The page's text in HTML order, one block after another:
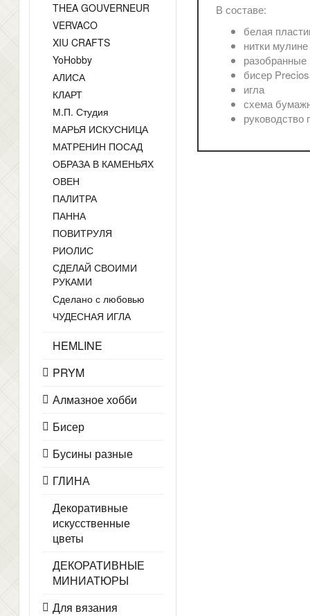
THEA GOUVERNEUR
VERVACO
XIU CRAFTS
YoHobby
АЛИСА
КЛАРТ
М.П. Студия
МАРЬЯ ИСКУСНИЦА
МАТРЕНИН ПОСАД
ОБРАЗА В КАМЕНЬЯХ
ОВЕН
ПАЛИТРА
ПАННА
ПОВИТРУЛЯ
РИОЛИС
СДЕЛАЙ СВОИМИ
РУКАМИ
Сделано с любовью
ЧУДЕСНАЯ ИГЛА
HEMLINE
PRYM
Алмазное хобби
Бисер
Бусины разные
ГЛИНА
Декоративные
искусственные
цветы
ДЕКОРАТИВНЫЕ
МИНИАТЮРЫ
Для вязания
В составе:
белая
нитки
разобранные
бисер
игла
схема